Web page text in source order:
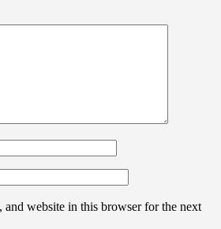
and website in this browser for the next